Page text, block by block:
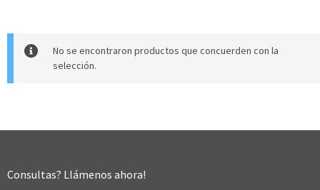
No se encontraron productos que concuerden con la
selección.
Consultas? Llámenos ahora!